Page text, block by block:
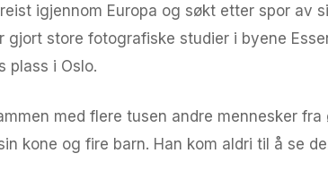
igjennom Europa og søkt etter spor av
store fotografiske studier i byene
plass i Oslo.
med flere tusen andre mennesker fra
kone og fire barn. Han kom aldri til å se